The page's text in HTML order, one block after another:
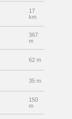
17
km
367
m
62 m
35 m
150
m